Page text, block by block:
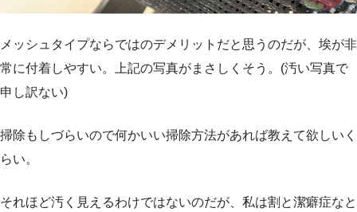
メッシュタイプならではのデメリットだと思うのだが、埃が非
常に付着しやすい。上記の写真がまさしくそう。(汚い写真で
申し訳ない)
掃除もしづらいので何かいい掃除方法があれば教えて欲しいく
らい。
それほど汚く見えるわけではないのだが、私は割と潔癖症なと